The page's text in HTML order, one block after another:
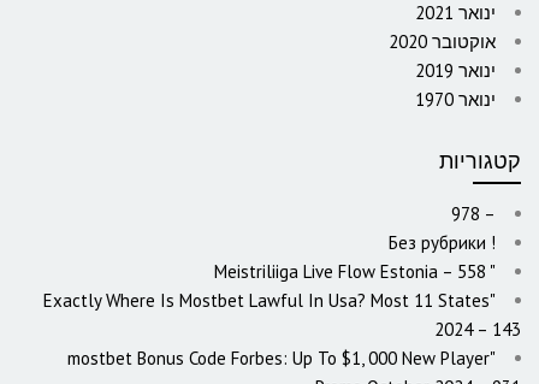
ינואר 2021
אוקטובר 2020
ינואר 2019
ינואר 1970
קטגוריות
– 978
! Без рубрики
"️ Meistriliiga Live Flow Estonia – 558
"Exactly Where Is Mostbet Lawful In Usa? Most 11 States
2024 – 143
"mostbet Bonus Code Forbes: Up To $1, 000 New Player